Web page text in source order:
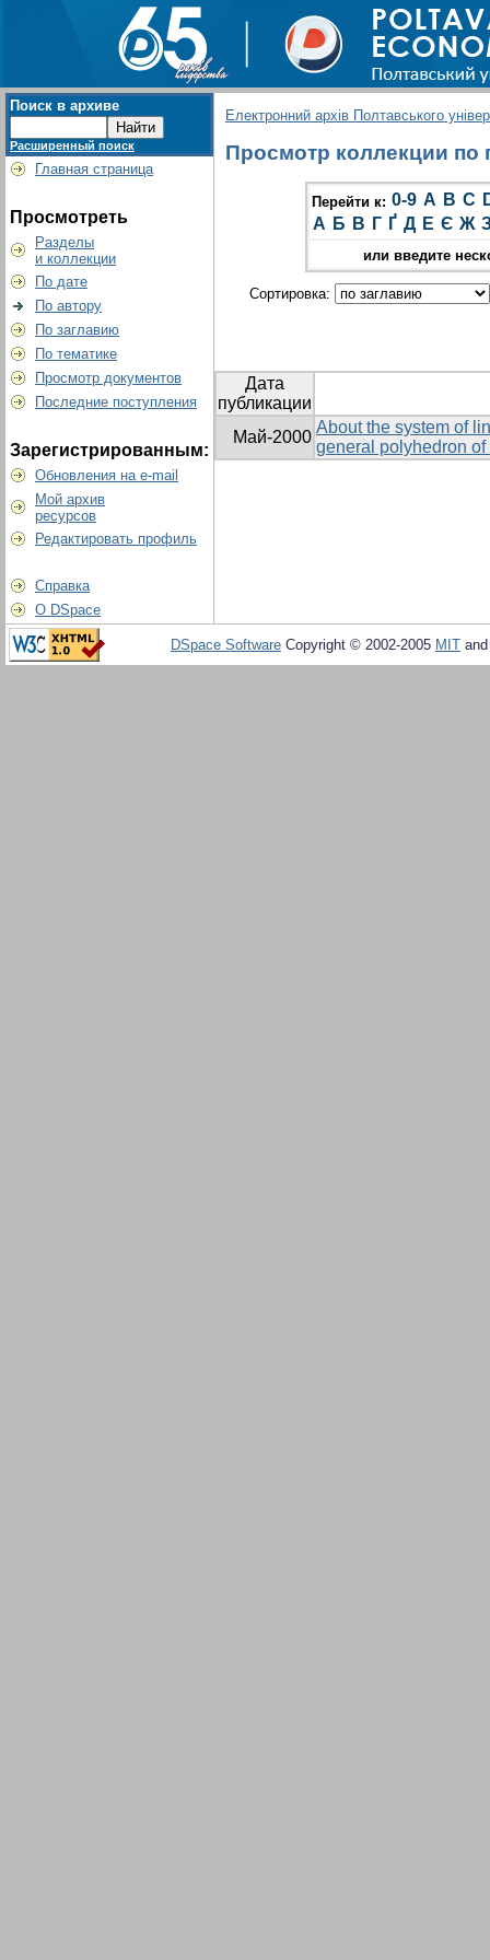
Поиск в архиве
Расширенный поиск
Главная страница
Просмотреть
Разделы
и коллекции
По дате
По автору
По заглавию
По тематике
Просмотр документов
Последние поступления
Зарегистрированным:
Обновления на e-mail
Мой архив
ресурсов
Редактировать профиль
Справка
О DSpace
Електронний архів Полтавського
Просмотр коллекции по
Перейти к: 0-9 A B C
А Б В Г Ґ Д Е Є Ж
или введите
Сортировка:
Дата
публикации
Май-2000
About the system of
general polyhedron
DSpace Software Copyright © 2002-2005 MIT